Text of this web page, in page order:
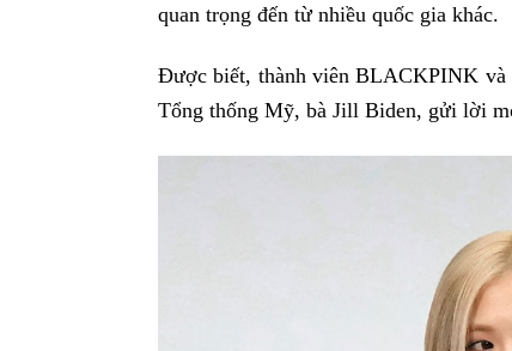
quan trọng đến từ nhiều quốc gia khác.
Được biết, thành viên BLACKPINK và
Tổng thống Mỹ, bà Jill Biden, gửi lời